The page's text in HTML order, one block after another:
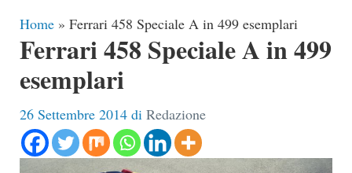
Home » Ferrari 458 Speciale A in 499 esemplari
Ferrari 458 Speciale A in 499
esemplari
26 Settembre 2014 di Redazione